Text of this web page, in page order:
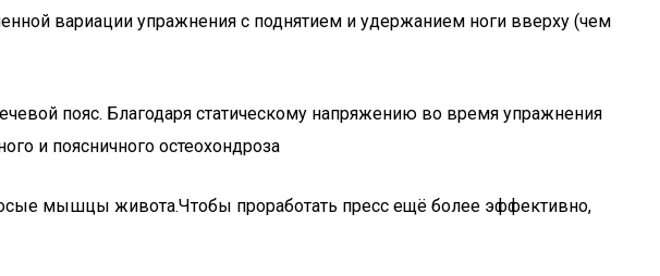
вариации упражнения с поднятием и удержанием ноги вверху (чем
пояс. Благодаря статическому напряжению во время упражнения
и поясничного остеохондроза
мышцы живота.Чтобы проработать пресс ещё более эффективно,